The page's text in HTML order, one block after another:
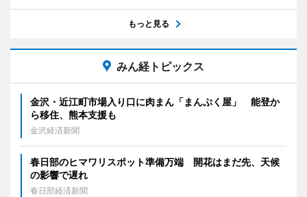
もっと見る
みん経トピックス
金沢・近江町市場入り口に肉まん「まんぷく屋」 能登か
ら移住、熊本支援も
金沢経済新聞
春日部のヒマワリスポット準備万端 開花はまだ先、天候
の影響で遅れ
春日部経済新聞